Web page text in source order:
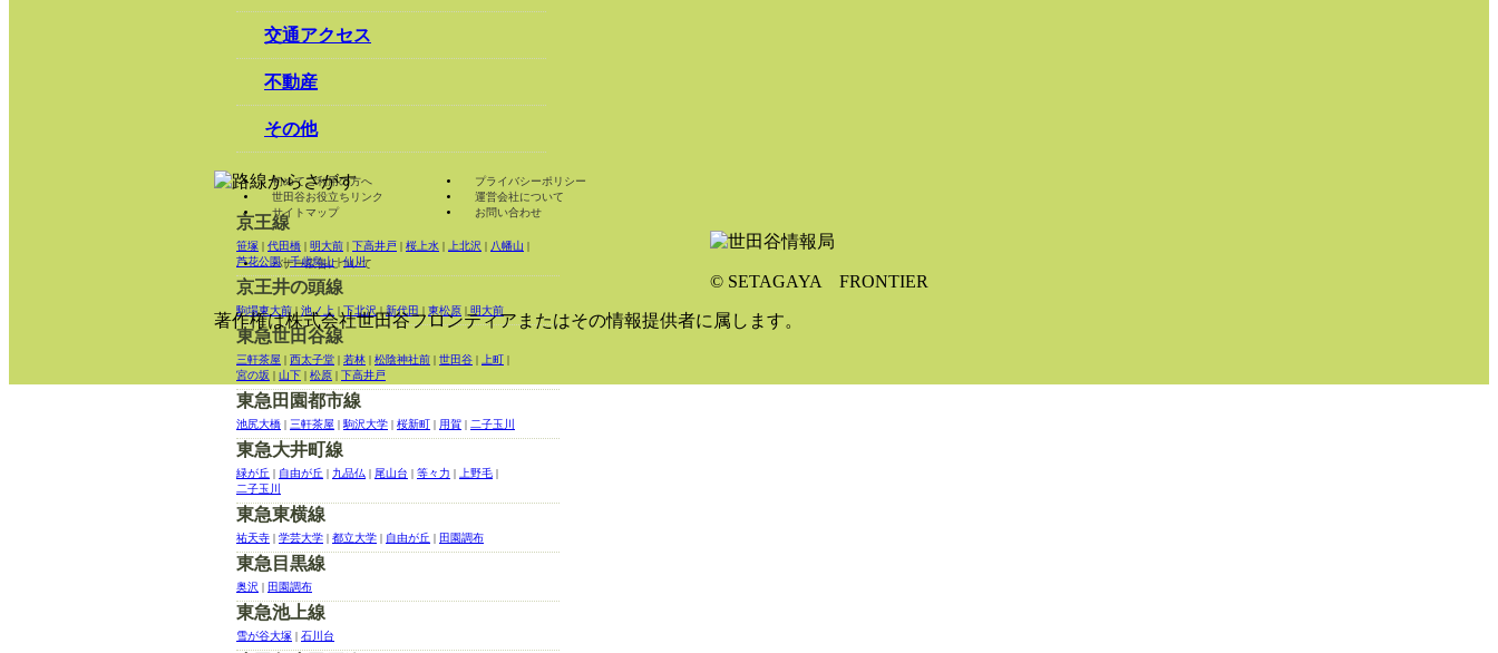
交通アクセス
不動産
その他
京王線
笹塚 | 代田橋 | 明大前 | 下高井戸 | 桜上水 | 上北沢 | 八幡山 |
芦花公園|千歳烏山|仙川
京王井の頭線
駒場東大前 | 池ノ上 |下北沢|新代田 | 東松原 | 明大前
東急世田谷線
三軒茶屋 | 西太子堂 | 若林 | 松陰神社前 | 世田谷 | 上町 |
宮の坂 | 山下 | 松原 | 下高井戸
東急田園都市線
池尻大橋 | 三軒茶屋 | 駒沢大学 | 桜新町 | 用賀 | 二子玉川
東急大井町線
緑が丘 | 自由が丘 | 九品仏 | 尾山台 | 等々力 | 上野毛 |
二子玉川
東急東横線
祐天寺 | 学芸大学 | 都立大学 | 自由が丘 | 田園調布
東急目黒線
奥沢 | 田園調布
東急池上線
雪が谷大塚 | 石川台
初めてご利用の方へ
世田谷お役立ちリンク
サイトマップ
プライバシーポリシー
運営会社について
お問い合わせ
バナー広告について
© SETAGAYA FRONTIER
著作権は株式会社世田谷フロンティアまたはその情報提供者に属します。